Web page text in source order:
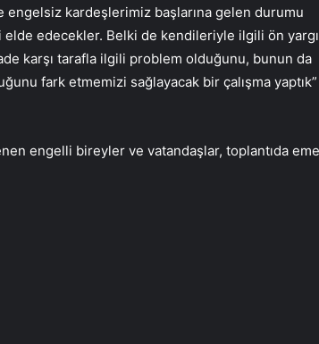
kardeşlerimiz başlarına gelen durumu
edecekler. Belki de kendileriyle ilgili ön
karşı tarafla ilgili problem olduğunu, bunun da
fark etmemizi sağlayacak bir çalışma yaptık”
engelli bireyler ve vatandaşlar, toplantıda